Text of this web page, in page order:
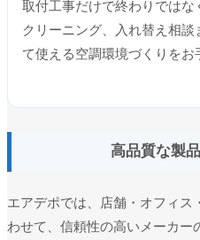
取付工事だけで終わりではな
クリーニング、入れ替え相
て使える空調環境づくりをお
高品質な製
エアデポでは、店舗・オフィス
わせて、信頼性の高いメーカー